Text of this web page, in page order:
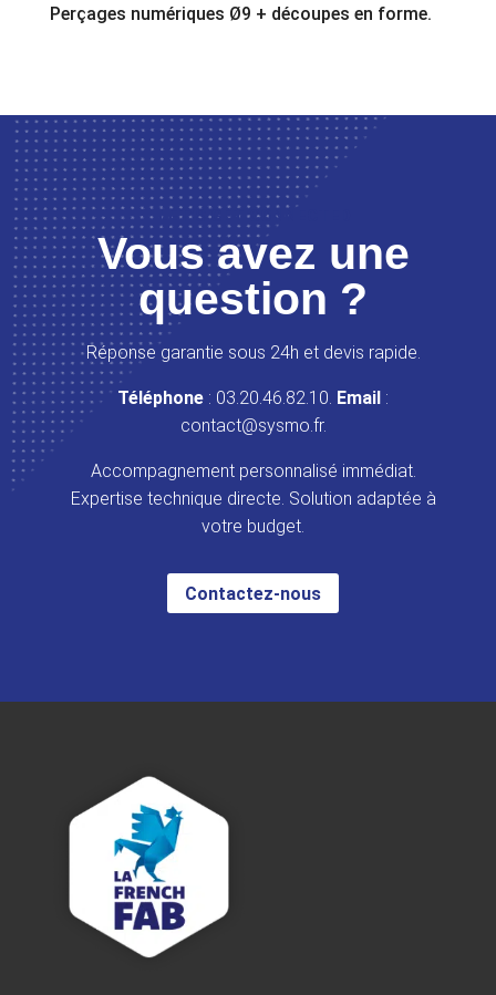
Perçages numériques Ø9 + découpes en forme.
LET’S GET CONNECTED
Vous avez une
question ?
Réponse garantie sous 24h et devis rapide.
Téléphone : 03.20.46.82.10. Email :
contact@sysmo.fr.
Accompagnement personnalisé immédiat.
Expertise technique directe. Solution adaptée à
votre budget.
Contactez-nous